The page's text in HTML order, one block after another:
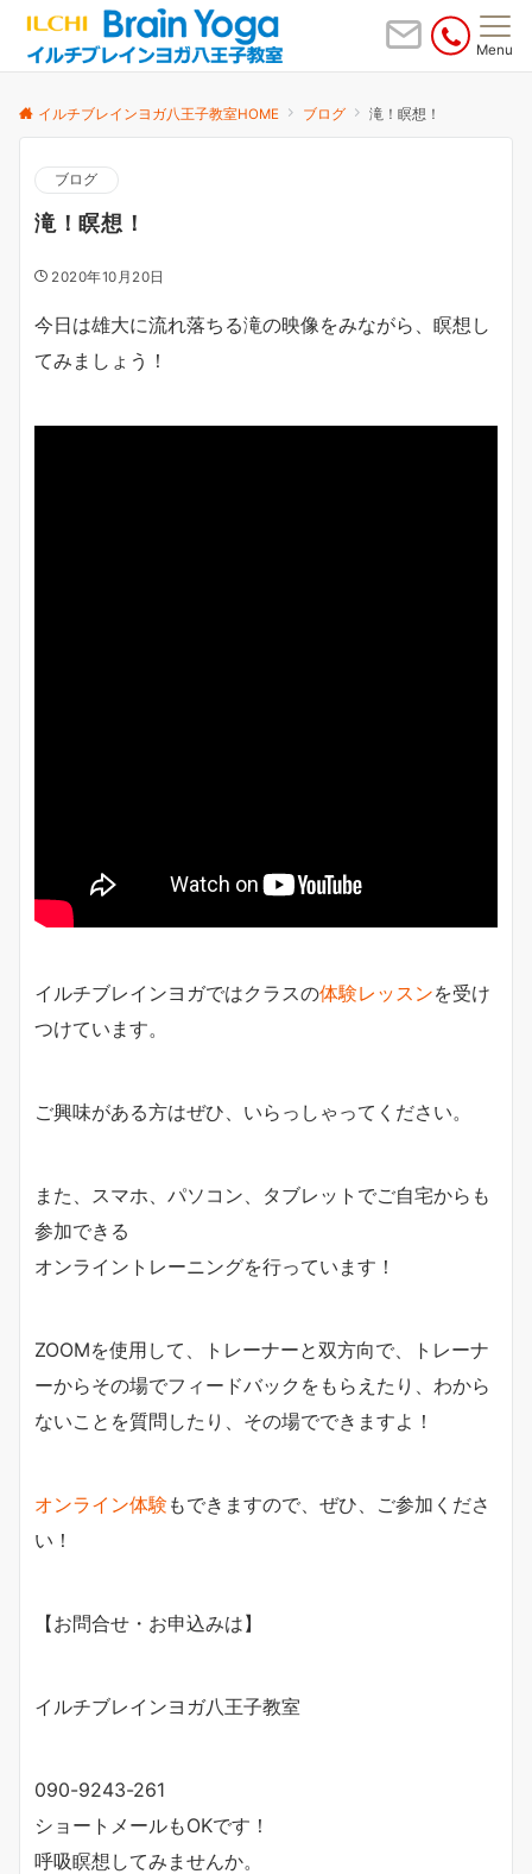
Menu
イルチブレインヨガ八王子教室HOME ブログ 滝！瞑想！
ブログ
滝！瞑想！
2020年10月20日
今日は雄大に流れ落ちる滝の映像をみながら、瞑想し
てみましょう！
イルチブレインヨガではクラスの体験レッスンを受け
つけています。
ご興味がある方はぜひ、いらっしゃってください。
また、スマホ、パソコン、タブレットでご自宅からも
参加できる
オンライントレーニングを行っています！
ZOOMを使用して、トレーナーと双方向で、トレーナ
ーからその場でフィードバックをもらえたり、わから
ないことを質問したり、その場でできますよ！
オンライン体験 もできますので、ぜひ、ご参加くださ
い！
【お問合せ・お申込みは】
イルチブレインヨガ八王子教室
090-9243-261
ショートメールもOKです！
呼吸瞑想してみませんか。